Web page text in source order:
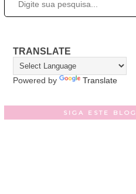
TRANSLATE
Powered by Translate
SIGA ESTE BLOG